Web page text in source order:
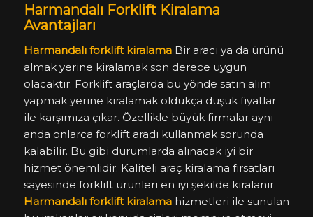
Harmandalı Forklift Kiralama
Avantajları
Harmandalı forklift kiralama Bir aracı ya da ürünü
almak yerine kiralamak son derece uygun
olacaktır. Forklift araçlarda bu yönde satın alım
yapmak yerine kiralamak oldukça düşük fiyatlar
ile karşımıza çıkar. Özellikle büyük firmalar aynı
anda onlarca forklift aradı kullanmak sorunda
kalabilir. Bu gibi durumlarda alınacak iyi bir
hizmet önemlidir. Kaliteli araç kiralama fırsatları
sayesinde forklift ürünleri en iyi şekilde kiralanır.
Harmandalı forklift kiralama hizmetleri ile sunulan